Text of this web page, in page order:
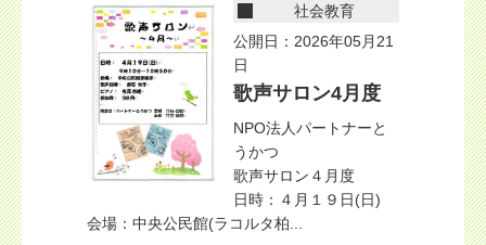
社会教育
公開日：2026年05月21
日
歌声サロン4月度
NPO法人パートナーと
うかつ
歌声サロン４月度
日時：４月１９日(日)
会場：中央公民館(ラコルタ柏...